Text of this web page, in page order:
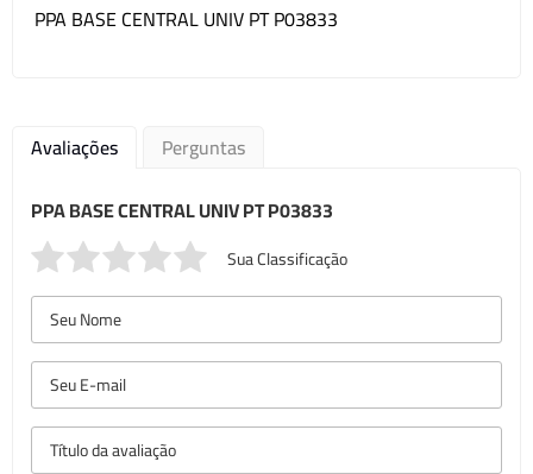
PPA BASE CENTRAL UNIV PT P03833
Avaliações
Perguntas
PPA BASE CENTRAL UNIV PT P03833
Sua Classificação